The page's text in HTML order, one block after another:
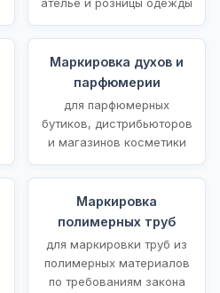
Маркировка духов и
парфюмерии
для парфюмерных
бутиков, дистрибьюторов
и магазинов косметики
Маркировка
полимерных труб
для маркировки труб из
полимерных материалов
по требованиям закона